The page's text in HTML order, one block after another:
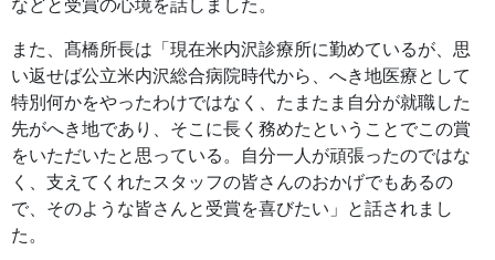
などと受賞の心境を話しました。
また、髙橋所長は「現在米内沢診療所に勤めているが、思
い返せば公立米内沢総合病院時代から、へき地医療として
特別何かをやったわけではなく、たまたま自分が就職した
先がへき地であり、そこに長く務めたということでこの賞
をいただいたと思っている。自分一人が頑張ったのではな
く、支えてくれたスタッフの皆さんのおかげでもあるの
で、そのような皆さんと受賞を喜びたい」と話されまし
た。